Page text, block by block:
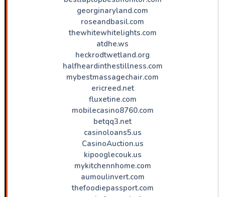
georginaryland.com
roseandbasil.com
thewhitewhitelights.com
atdhe.ws
heckrodtwetland.org
halfheardinthestillness.com
mybestmassagechair.com
ericreed.net
fluxetine.com
mobilecasino8760.com
betqq3.net
casinoloans5.us
CasinoAuction.us
kipooglecouk.us
mykitchennhome.com
aumoulinvert.com
thefoodiepassport.com